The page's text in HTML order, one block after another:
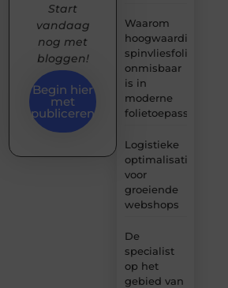
Waarom
hoogwaardige
spinvliesfolie
onmisbaar
is in
moderne
folietoepassingen
Logistieke
optimalisatie
voor
groeiende
webshops
De
specialist
op het
gebied van
Start
vandaag
nog met
bloggen!
Begin hier
met
publiceren